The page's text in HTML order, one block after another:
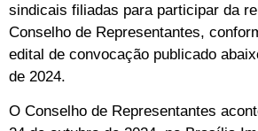
sindicais filiadas para participar da
Conselho de Representantes,
edital de convocação publicado
de 2024.
O Conselho de Representantes